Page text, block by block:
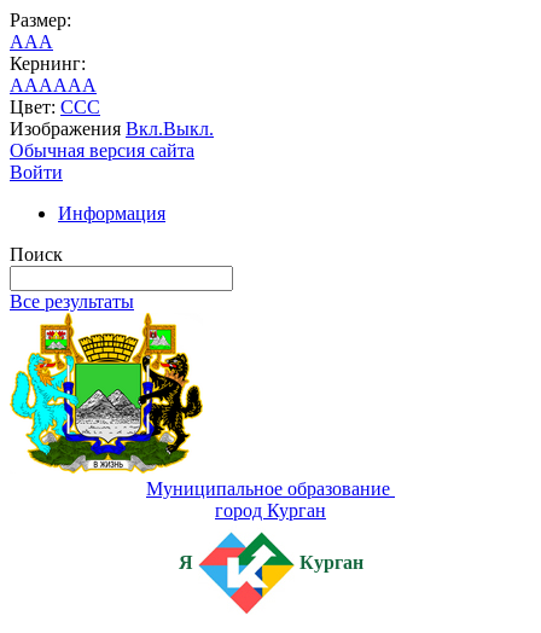
Размер:
AAA
Кернинг:
AAAAAA
Цвет: CCC
Изображения Вкл.Выкл.
Обычная версия сайта
Войти
Информация
Поиск
Все результаты
Муниципальное образование
город Курган
Я Курган